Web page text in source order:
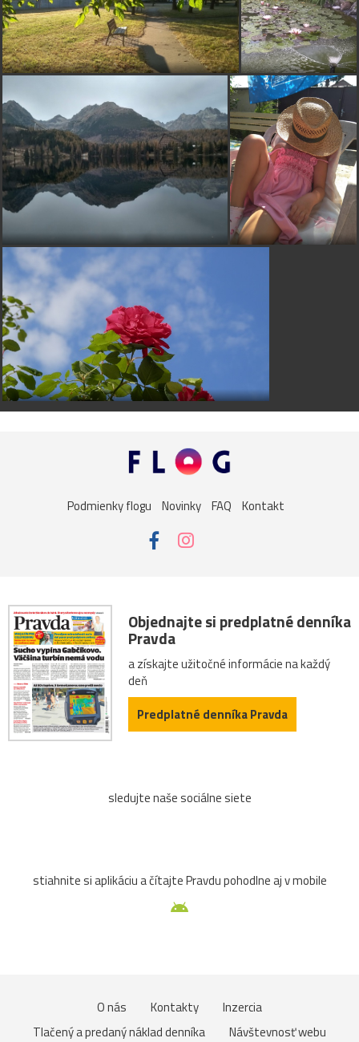
Podmienky flogu Novinky FAQ Kontakt
Objednajte si predplatné denníka
Pravda
a získajte užitočné informácie na každý
deň
Predplatné denníka Pravda
sledujte naše sociálne siete
stiahnite si aplikáciu a čítajte Pravdu pohodlne aj v mobile
O nás Kontakty
Inzercia
Tlačený a predaný náklad denníka
Návštevnosť webu